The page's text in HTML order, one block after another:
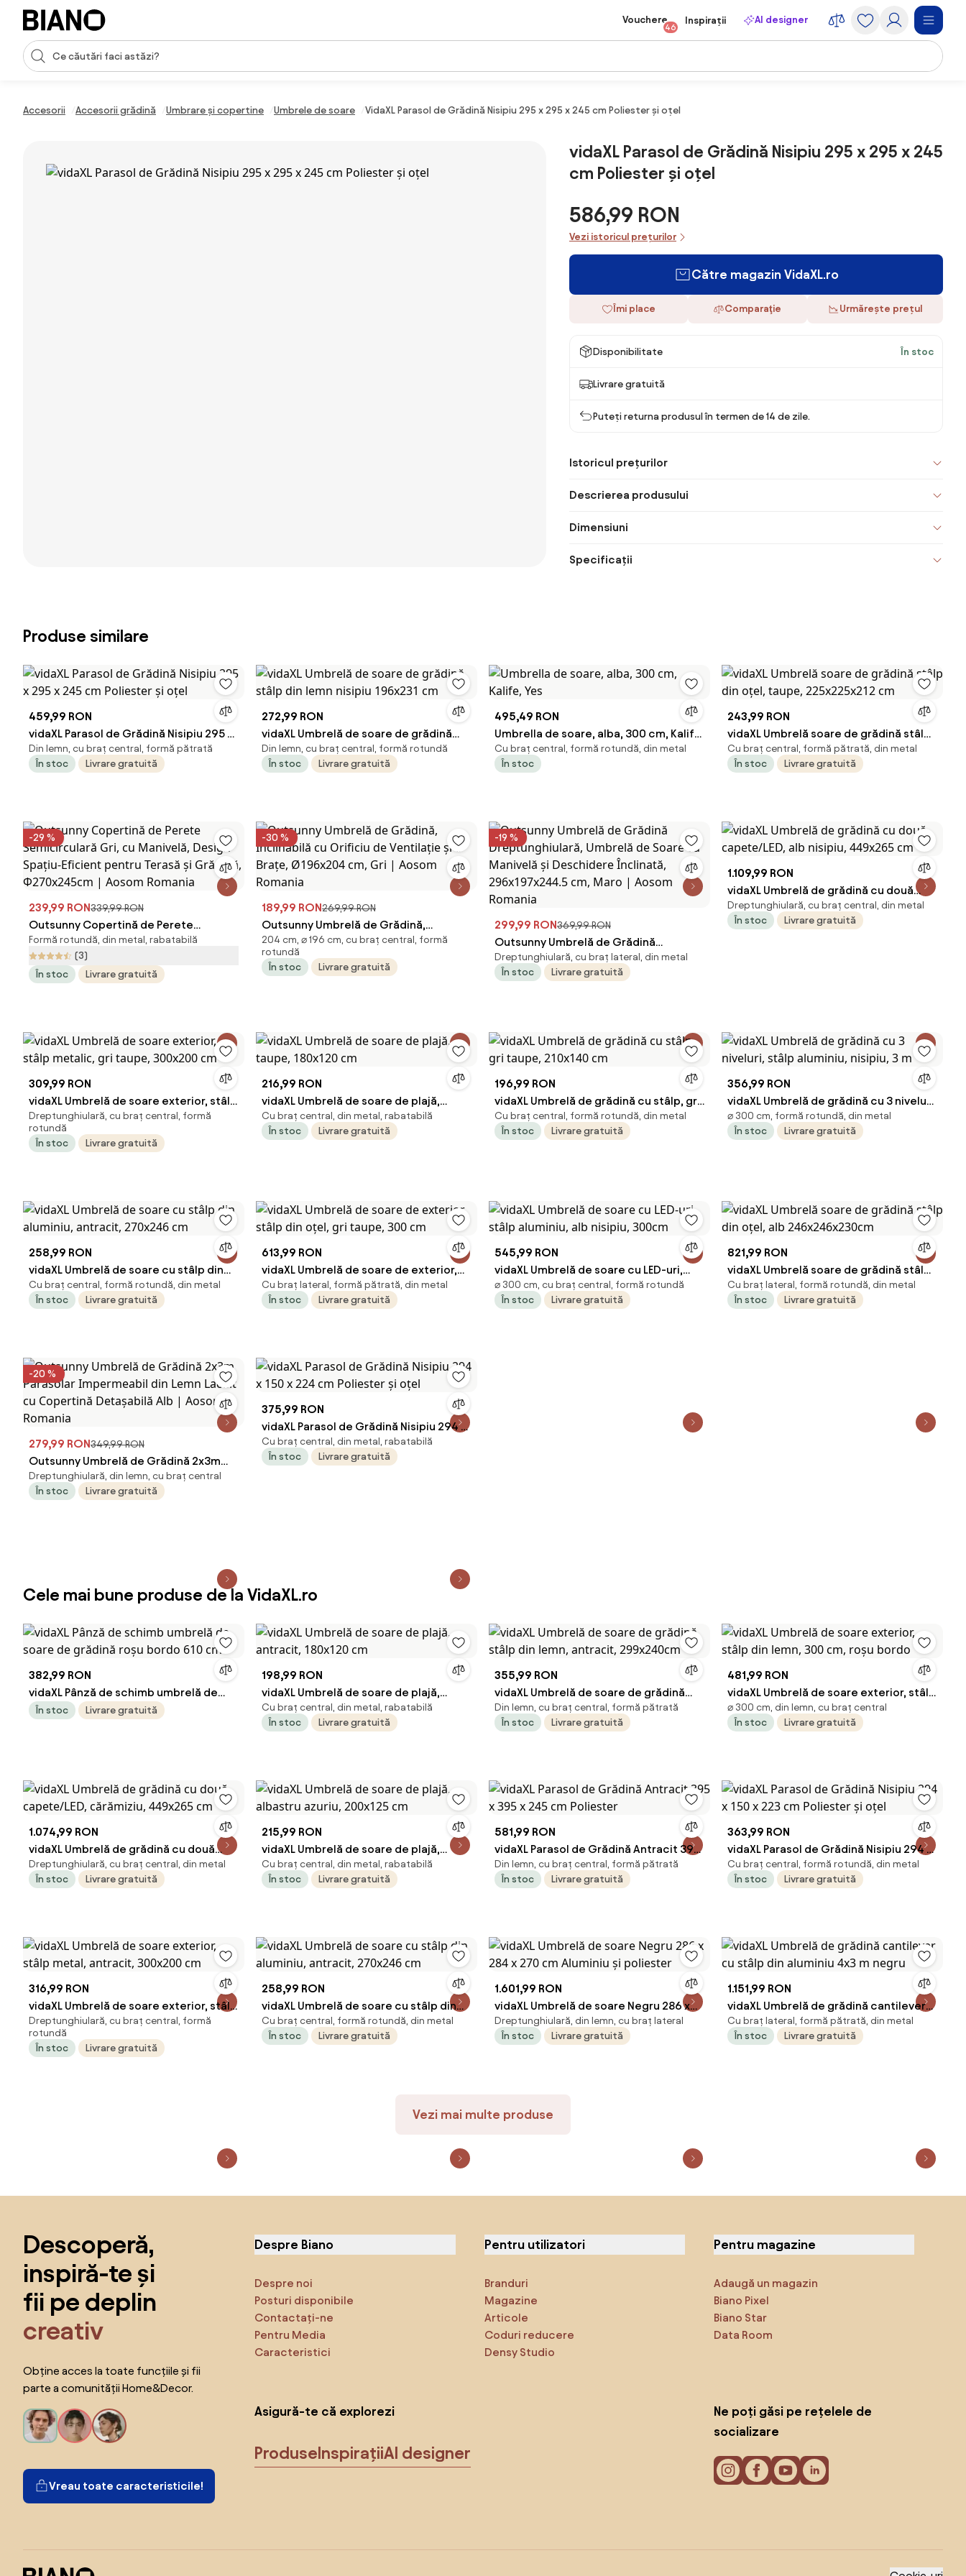
Sari peste navigare, accesează conținutul
Introducerea căutării
Vouchere
46
Inspirații AI designer
Accesorii Accesorii grădină Umbrare și copertine Umbrele de soare VidaXL Parasol de Grădină Nisipiu 295 x 295 x 245 cm Poliester și oțel
vidaXL Parasol de Grădină Nisipiu 295 x 295 x 245
cm Poliester și oțel
586,99 RON
Vezi istoricul prețurilor
Către magazin VidaXL.ro
Îmi place Comparaţie Urmărește prețul
Disponibilitate În stoc
Livrare gratuită
Puteți returna produsul în termen de 14 de zile.
Istoricul prețurilor
Descrierea produsului
Dimensiuni
Specificații
Produse similare
459,99 RON
vidaXL Parasol de Grădină Nisipiu 295 x
295 x 245 cm Poliester și oțel
Din lemn, cu braț central, formă pătrată
În stoc
Livrare gratuită
272,99 RON
vidaXL Umbrelă de soare de grădină
stâlp din lemn nisipiu 196x231 cm
Din lemn, cu braț central, formă rotundă
În stoc
Livrare gratuită
495,49 RON
Umbrella de soare, alba, 300 cm, Kalife,
Yes
Cu braț central, formă rotundă, din metal
În stoc
243,99 RON
vidaXL Umbrelă soare de grădină stâlp
din oțel, taupe, 225x225x212 cm
Cu braț central, formă pătrată, din metal
În stoc
Livrare gratuită
-29 %
239,99 RON339,99 RON
Outsunny Copertină de Perete
Semicirculară Gri, cu Manivelă, Design
Spațiu-Eficient pentru Terasă și
Grădină, Φ270x245cm | Aosom
Formă rotundă, din metal, rabatabilă
(3)
În stoc
Livrare gratuită
-30 %
189,99 RON269,99 RON
Outsunny Umbrelă de Grădină,
Înclinabilă cu Orificiu de Ventilație și 6
Brațe, Ø196x204 cm, Gri | Aosom
Romania
204 cm, ⌀ 196 cm, cu braț central, formă
rotundă
În stoc
Livrare gratuită
-19 %
299,99 RON369,99 RON
Outsunny Umbrelă de Grădină
Dreptunghiulară, Umbrelă de Soare cu
Manivelă și Deschidere Înclinată,
Dreptunghiulară, cu braț lateral, din metal
În stoc
Livrare gratuită
1.109,99 RON
vidaXL Umbrelă de grădină cu două
capete/LED, alb nisipiu, 449x265 cm
Dreptunghiulară, cu braț central, din metal
În stoc
Livrare gratuită
309,99 RON
vidaXL Umbrelă de soare exterior, stâlp
metalic, gri taupe, 300x200 cm
Dreptunghiulară, cu braț central, formă
rotundă
În stoc
Livrare gratuită
216,99 RON
vidaXL Umbrelă de soare de plajă,
taupe, 180x120 cm
Cu braț central, din metal, rabatabilă
În stoc
Livrare gratuită
196,99 RON
vidaXL Umbrelă de grădină cu stâlp, gri
taupe, 210x140 cm
Cu braț central, formă rotundă, din metal
În stoc
Livrare gratuită
356,99 RON
vidaXL Umbrelă de grădină cu 3 niveluri,
stâlp aluminiu, nisipiu, 3 m
⌀ 300 cm, formă rotundă, din metal
În stoc
Livrare gratuită
258,99 RON
vidaXL Umbrelă de soare cu stâlp din
aluminiu, antracit, 270x246 cm
Cu braț central, formă rotundă, din metal
În stoc
Livrare gratuită
613,99 RON
vidaXL Umbrelă de soare de exterior,
stâlp din oțel, gri taupe, 300 cm
Cu braț lateral, formă pătrată, din metal
În stoc
Livrare gratuită
545,99 RON
vidaXL Umbrelă de soare cu LED-uri,
stâlp aluminiu, alb nisipiu, 300cm
⌀ 300 cm, cu braț central, formă rotundă
În stoc
Livrare gratuită
821,99 RON
vidaXL Umbrelă soare de grădină stâlp
din oțel, alb 246x246x230cm
Cu braț lateral, formă rotundă, din metal
În stoc
Livrare gratuită
-20 %
279,99 RON349,99 RON
Outsunny Umbrelă de Grădină 2x3m
Parasolar Impermeabil din Lemn Lacuit
cu Copertină Detașabilă Alb | Aosom
Dreptunghiulară, din lemn, cu braț central
În stoc
Livrare gratuită
375,99 RON
vidaXL Parasol de Grădină Nisipiu 294 x
150 x 224 cm Poliester și oțel
Cu braț central, din metal, rabatabilă
În stoc
Livrare gratuită
Cele mai bune produse de la VidaXL.ro
382,99 RON
vidaXL Pânză de schimb umbrelă de
soare de grădină roșu bordo 610 cm
În stoc Livrare gratuită
198,99 RON
vidaXL Umbrelă de soare de plajă,
antracit, 180x120 cm
Cu braț central, din metal, rabatabilă
În stoc
Livrare gratuită
355,99 RON
vidaXL Umbrelă de soare de grădină
stâlp din lemn, antracit, 299x240cm
Din lemn, cu braț central, formă pătrată
În stoc
Livrare gratuită
481,99 RON
vidaXL Umbrelă de soare exterior, stâlp
din lemn, 300 cm, roșu bordo
⌀ 300 cm, din lemn, cu braț central
În stoc
Livrare gratuită
1.074,99 RON
vidaXL Umbrelă de grădină cu două
capete/LED, cărămiziu, 449x265 cm
Dreptunghiulară, cu braț central, din metal
În stoc
Livrare gratuită
215,99 RON
vidaXL Umbrelă de soare de plajă,
albastru azuriu, 200x125 cm
Cu braț central, din metal, rabatabilă
În stoc
Livrare gratuită
581,99 RON
vidaXL Parasol de Grădină Antracit 395
x 395 x 245 cm Poliester
Din lemn, cu braț central, formă pătrată
În stoc
Livrare gratuită
363,99 RON
vidaXL Parasol de Grădină Nisipiu 294 x
150 x 223 cm Poliester și oțel
Cu braț central, formă rotundă, din metal
În stoc
Livrare gratuită
316,99 RON
vidaXL Umbrelă de soare exterior, stâlp
metal, antracit, 300x200 cm
Dreptunghiulară, cu braț central, formă
rotundă
În stoc
Livrare gratuită
258,99 RON
vidaXL Umbrelă de soare cu stâlp din
aluminiu, antracit, 270x246 cm
Cu braț central, formă rotundă, din metal
În stoc
Livrare gratuită
1.601,99 RON
vidaXL Umbrelă de soare Negru 286 x
284 x 270 cm Aluminiu și poliester
Dreptunghiulară, din lemn, cu braț lateral
În stoc
Livrare gratuită
1.151,99 RON
vidaXL Umbrelă de grădină cantilever
cu stâlp din aluminiu 4x3 m negru
Cu braț lateral, formă pătrată, din metal
În stoc
Livrare gratuită
Vezi mai multe produse
Descoperă,
inspiră-te și
fii pe deplin
creativ
Obține acces la toate funcțiile și fii
parte a comunității Home&Decor.
Vreau toate caracteristicile!
Despre Biano
Despre noi
Posturi disponibile
Contactați-ne
Pentru Media
Caracteristici
Pentru utilizatori
Branduri
Magazine
Articole
Coduri reducere
Densy Studio
Pentru magazine
Adaugă un magazin
Biano Pixel
Biano Star
Data Room
Asigură-te că explorezi
Produse InspirațiiAI designer
Ne poți găsi pe rețelele de
socializare